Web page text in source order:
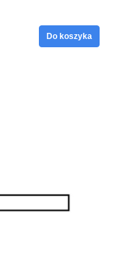
Do koszyka